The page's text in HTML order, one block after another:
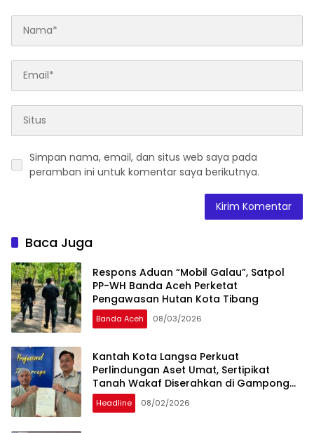
Simpan nama, email, dan situs web saya pada
peramban ini untuk komentar saya berikutnya.
Baca Juga
Respons Aduan “Mobil Galau”, Satpol
PP-WH Banda Aceh Perketat
Pengawasan Hutan Kota Tibang
Banda Aceh 08/03/2026
Kantah Kota Langsa Perkuat
Perlindungan Aset Umat, Sertipikat
Tanah Wakaf Diserahkan di Gampong
Karang Anyar
Headline 08/02/2026